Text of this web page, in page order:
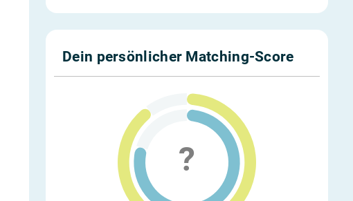
Dein persönlicher Matching-Score